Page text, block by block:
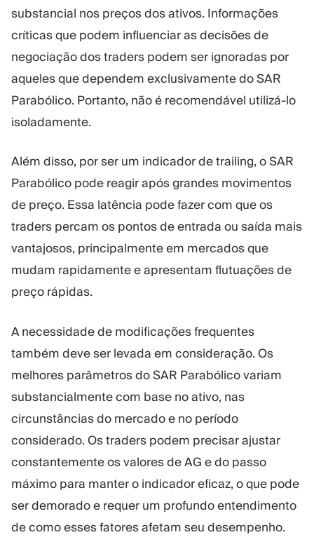
substancial nos preços dos ativos. Informações
críticas que podem influenciar as decisões de
negociação dos traders podem ser ignoradas por
aqueles que dependem exclusivamente do SAR
Parabólico. Portanto, não é recomendável utilizá-lo
isoladamente.
Além disso, por ser um indicador de trailing, o SAR
Parabólico pode reagir após grandes movimentos
de preço. Essa latência pode fazer com que os
traders percam os pontos de entrada ou saída mais
vantajosos, principalmente em mercados que
mudam rapidamente e apresentam flutuações de
preço rápidas.
A necessidade de modificações frequentes
também deve ser levada em consideração. Os
melhores parâmetros do SAR Parabólico variam
substancialmente com base no ativo, nas
circunstâncias do mercado e no período
considerado. Os traders podem precisar ajustar
constantemente os valores de AG e do passo
máximo para manter o indicador eficaz, o que pode
ser demorado e requer um profundo entendimento
de como esses fatores afetam seu desempenho.